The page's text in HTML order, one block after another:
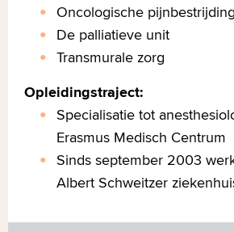
Oncologische pijnbestrijding
De palliatieve unit
Transmurale zorg
Opleidingstraject:
Specialisatie tot
Erasmus Medisch Centrum
Sinds september 2003
Albert Schweitzer